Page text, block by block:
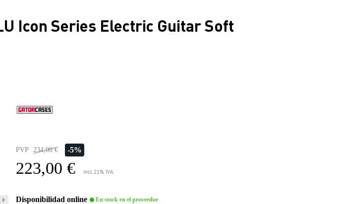
Icon Series Electric Guitar Soft
PVP 234,00 € -5%
223,00 € incl. 21% IVA
Disponibilidad online
En stock en el proveedor